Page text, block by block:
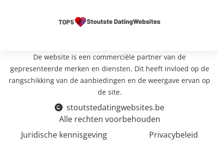
De website is een commerciële partner van de
gepresenteerde merken en diensten. Dit heeft invloed op de
rangschikking van de aanbiedingen en de weergave ervan op
de site.
stoutstedatingwebsites.be
Alle rechten voorbehouden
Juridische kennisgeving
Privacybeleid